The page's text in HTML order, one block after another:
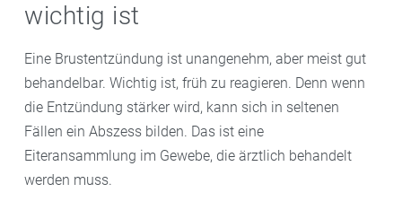
wichtig ist
Eine Brustentzündung ist unangenehm, aber meist gut
behandelbar. Wichtig ist, früh zu reagieren. Denn wenn
die Entzündung stärker wird, kann sich in seltenen
Fällen ein Abszess bilden. Das ist eine
Eiteransammlung im Gewebe, die ärztlich behandelt
werden muss.